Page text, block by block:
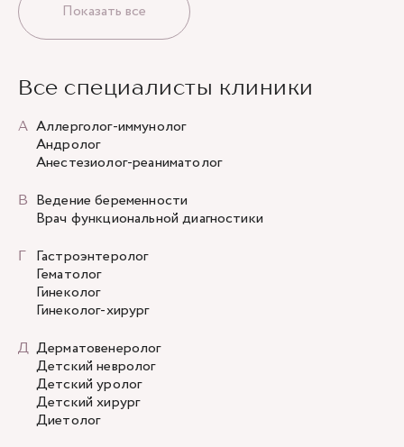
У
УЗИ
Урология
Ц Центр коррекции веса
Э
ЭКО
Эндокринология
Показать все
Все специалисты клиники
А Аллерголог-иммунолог
Андролог
Анестезиолог-реаниматолог
В Ведение беременности
Врач функциональной диагностики
Г Гастроэнтеролог
Гематолог
Гинеколог
Гинеколог-хирург
Д Дерматовенеролог
Детский невролог
Детский уролог
Детский хирург
Диетолог